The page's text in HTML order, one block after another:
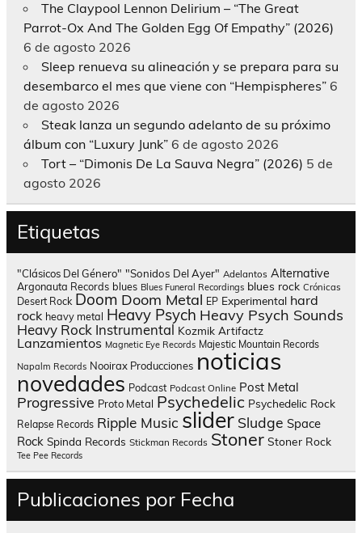
The Claypool Lennon Delirium – “The Great
Parrot-Ox And The Golden Egg Of Empathy” (2026)
6 de agosto 2026
Sleep renueva su alineación y se prepara para su
desembarco el mes que viene con “Hempispheres” 6
de agosto 2026
Steak lanza un segundo adelanto de su próximo
álbum con “Luxury Junk” 6 de agosto 2026
Tort – “Dimonis De La Sauva Negra” (2026) 5 de
agosto 2026
Etiquetas
"Clásicos Del Género" "Sonidos Del Ayer" Adelantos Alternative
Argonauta Records blues Blues Funeral Recordings blues rock Crónicas
Desert Rock Doom Doom Metal EP Experimental hard
rock heavy metal Heavy Psych Heavy Psych Sounds
Heavy Rock Instrumental Kozmik Artifactz
Lanzamientos Magnetic Eye Records Majestic Mountain Records
Napalm Records Nooirax Producciones noticias
novedades Podcast Podcast Online Post Metal
Progressive Proto Metal Psychedelic Psychedelic Rock
Relapse Records Ripple Music slider Sludge Space
Rock Spinda Records Stickman Records Stoner Stoner Rock
Tee Pee Records
Publicaciones por Fecha